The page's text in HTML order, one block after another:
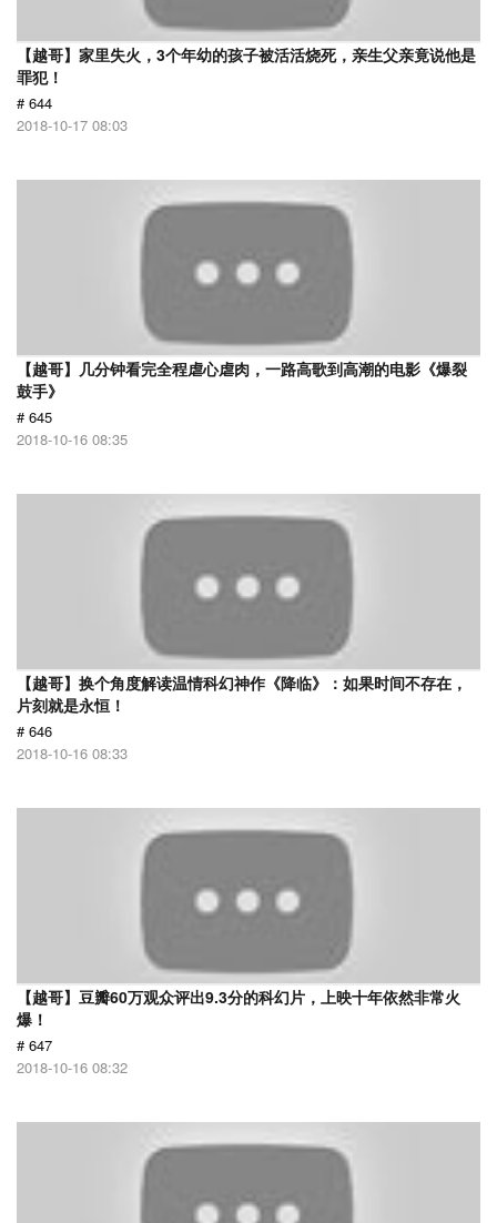
【越哥】家里失火，3个年幼的孩子被活活烧死，亲生父亲竟说他是
罪犯！
# 644
2018-10-17 08:03
【越哥】几分钟看完全程虐心虐肉，一路高歌到高潮的电影《爆裂
鼓手》
# 645
2018-10-16 08:35
【越哥】换个角度解读温情科幻神作《降临》：如果时间不存在，
片刻就是永恒！
# 646
2018-10-16 08:33
【越哥】豆瓣60万观众评出9.3分的科幻片，上映十年依然非常火
爆！
# 647
2018-10-16 08:32